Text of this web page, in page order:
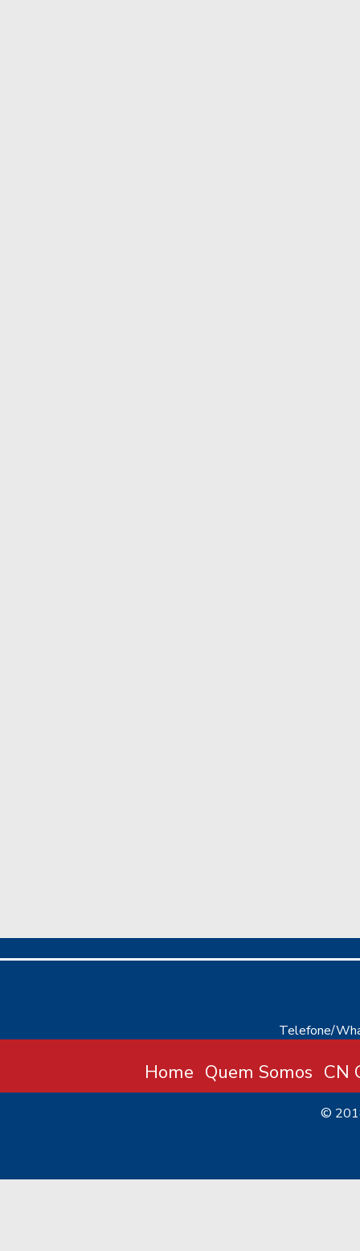
Telefone/
Home Quem Somos CN
©